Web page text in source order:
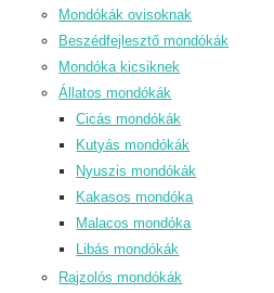
Mondókák ovisoknak
Beszédfejlesztő mondókák
Mondóka kicsiknek
Állatos mondókák
Cicás mondókák
Kutyás mondókák
Nyuszis mondókák
Kakasos mondóka
Malacos mondóka
Libás mondókák
Rajzolós mondókák